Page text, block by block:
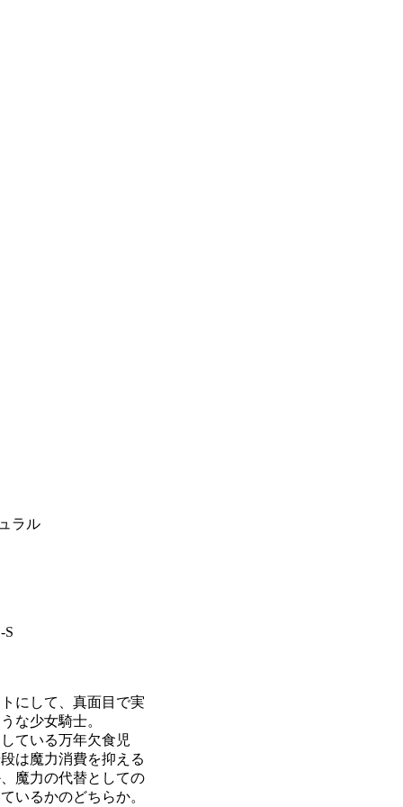
ラル
S
にして、真面目で実
な少女騎士。
ている万年欠食児
は魔力消費を抑える
魔力の代替としての
いるかのどちらか。